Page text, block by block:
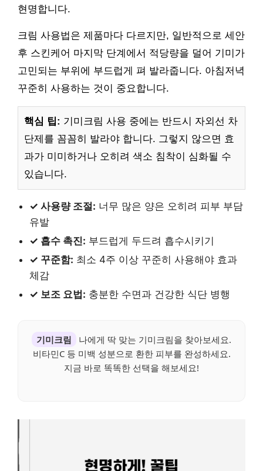
현명합니다.
크림 사용법은 제품마다 다르지만, 일반적으로 세안
후 스킨케어 마지막 단계에서 적당량을 덜어 기미가
고민되는 부위에 부드럽게 펴 발라줍니다. 아침저녁
꾸준히 사용하는 것이 중요합니다.
핵심 팁: 기미크림 사용 중에는 반드시 자외선 차
단제를 꼼꼼히 발라야 합니다. 그렇지 않으면 효
과가 미미하거나 오히려 색소 침착이 심화될 수
있습니다.
✓ 사용량 조절: 너무 많은 양은 오히려 피부 부담
유발
✓ 흡수 촉진: 부드럽게 두드려 흡수시키기
✓ 꾸준함: 최소 4주 이상 꾸준히 사용해야 효과
체감
✓ 보조 요법: 충분한 수면과 건강한 식단 병행
기미크림
나에게 딱 맞는 기미크림을 찾아보세요.
비타민C 등 미백 성분으로 환한 피부를 완성하세요.
지금 바로 똑똑한 선택을 해보세요!